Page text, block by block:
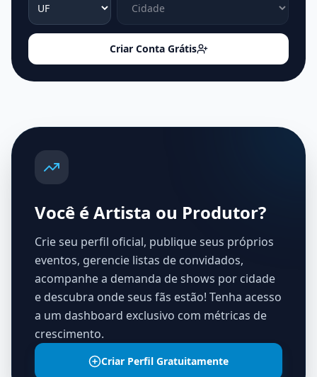
Criar Conta Grátis
Você é Artista ou Produtor?
Crie seu perfil oficial, publique seus próprios
eventos, gerencie listas de convidados,
acompanhe a demanda de shows por cidade
e descubra onde seus fãs estão! Tenha acesso
a um dashboard exclusivo com métricas de
crescimento.
Criar Perfil Gratuitamente